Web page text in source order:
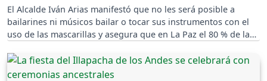
El Alcalde Iván Arias manifestó que no les será posible a
bailarines ni músicos bailar o tocar sus instrumentos con el
uso de las mascarillas y asegura que en La Paz el 80 % de la